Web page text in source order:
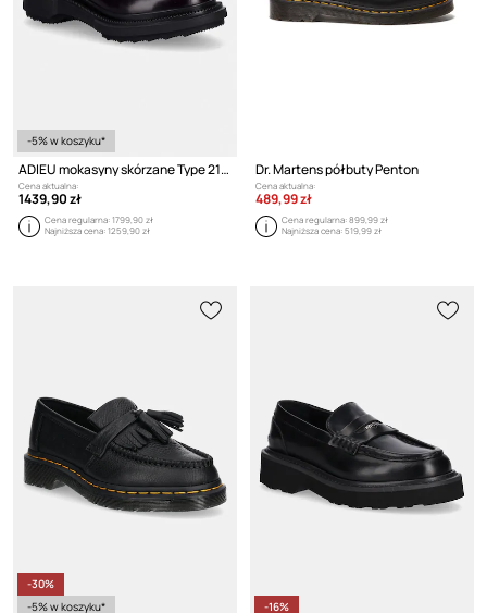
-5% w koszyku*
ADIEU mokasyny skórzane Type 218
Cena aktualna:
1439,90 zł
Cena regularna:1799,90 zł
Najniższa cena:1259,90 zł
Dr. Martens półbuty Penton
Cena aktualna:
489,99 zł
Cena regularna:899,99 zł
Najniższa cena:519,99 zł
-30%
-5% w koszyku*
-16%